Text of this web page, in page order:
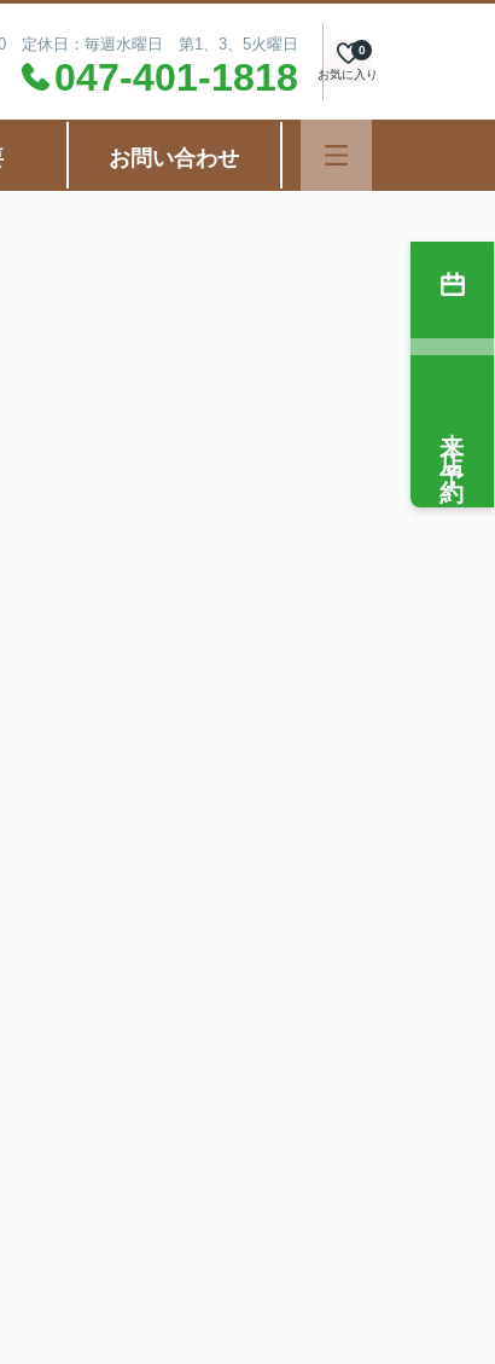
定休日：毎週水曜日 第1、3、5火曜日
047-401-1818 お気に入り
0
お問い合わせ
来店予約